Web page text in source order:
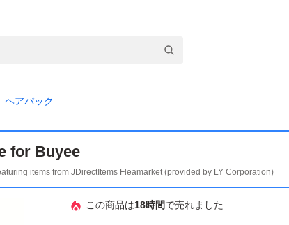
ヘアパック
for Buyee
items from JDirectItems Fleamarket (provided by LY Corporation)
この商品は18時間で売れました